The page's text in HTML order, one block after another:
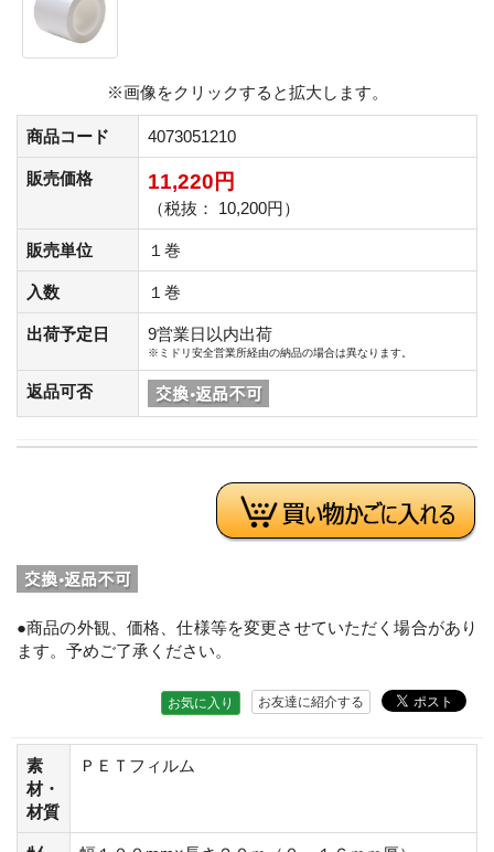
※画像をクリックすると拡大します。
商品コード 4073051210
販売価格 11,220円
（税抜： 10,200円）
販売単位 １巻
入数 １巻
出荷予定日 9営業日以内出荷
※ミドリ安全営業所経由の納品の場合は異なります。
返品可否
●商品の外観、価格、仕様等を変更させていただく場合があり
ます。予めご了承ください。
お友達に紹介する
お気に入り
素
材・
材質
ＰＥＴフィルム